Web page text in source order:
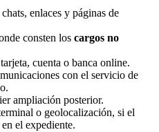
enlaces y páginas de
consten los cargos no
cuenta o banca online.
con el servicio de
ampliación posterior.
o geolocalización, si el
el expediente.